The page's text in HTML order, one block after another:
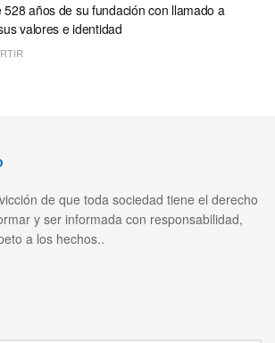
528 años de su fundación con llamado a
valores e identidad
de que toda sociedad tiene el derecho
y ser informada con responsabilidad,
a los hechos..